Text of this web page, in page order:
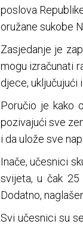
poslova
oružane sukobe
Zasjedanje je
mogu izračunati
djece, uključujući
Poručio je kako
pozivajući sve
i da ulože sve
Inače, učesnici
svijeta, u čak 25
Dodatno,
Svi učesnici su